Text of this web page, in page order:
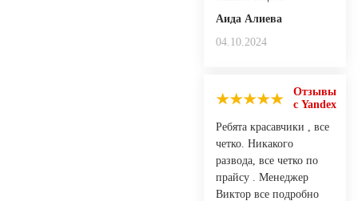
Аида Алиева
04.10.2024
Отзывы
с Yandex
Ребята красавчики , все
четко. Никакого
развода, все четко по
прайсу . Менеджер
Виктор все подробно